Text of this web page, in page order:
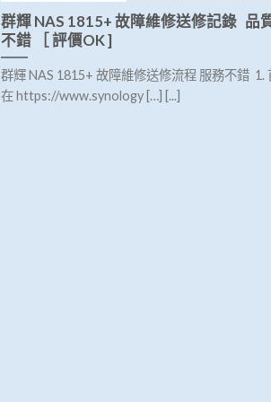
群輝 NAS 1815+ 故障維修送修記錄 品
不錯 ［ 評價OK ]
群輝 NAS 1815+ 故障維修送修流程 服務不錯 1.
在 https://www.synology […] [...]